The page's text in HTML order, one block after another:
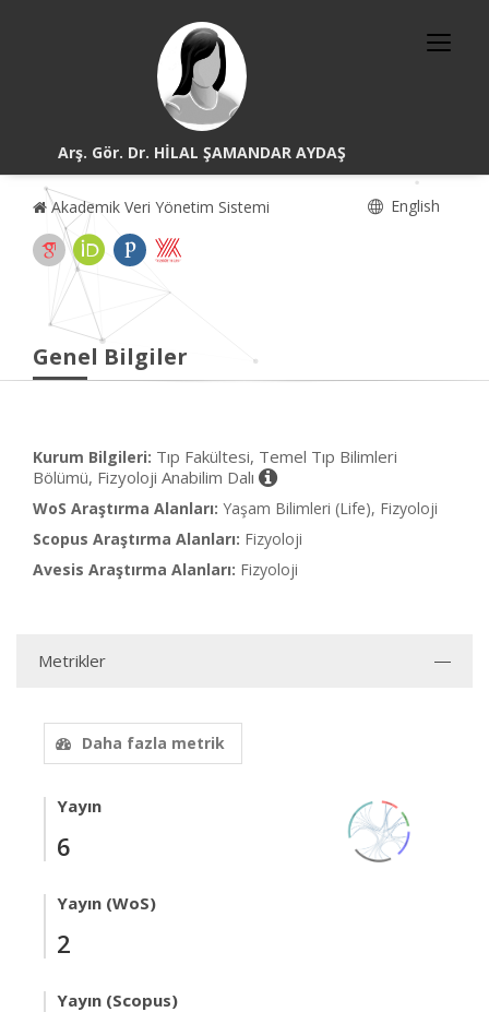
Arş. Gör. Dr. HİLAL ŞAMANDAR AYDAŞ
Akademik Veri Yönetim Sistemi English
Genel Bilgiler
Kurum Bilgileri: Tıp Fakültesi, Temel Tıp Bilimleri
Bölümü, Fizyoloji Anabilim Dalı
WoS Araştırma Alanları: Yaşam Bilimleri (Life), Fizyoloji
Scopus Araştırma Alanları: Fizyoloji
Avesis Araştırma Alanları: Fizyoloji
Metrikler
Daha fazla metrik
Yayın
6
Yayın (WoS)
2
Yayın (Scopus)